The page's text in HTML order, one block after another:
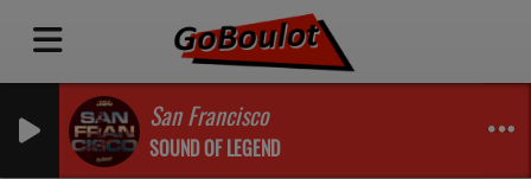
San Francisco
SOUND OF LEGEND